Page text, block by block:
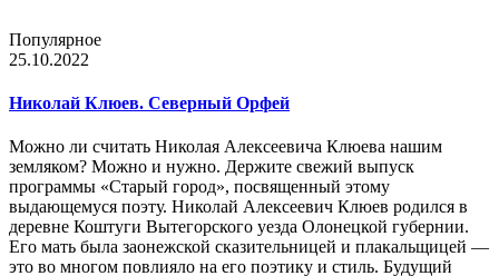
Популярное
25.10.2022
Николай Клюев. Северный Орфей
Можно ли считать Николая Алексеевича Клюева нашим
земляком? Можно и нужно. Держите свежий выпуск
программы «Старый город», посвященный этому
выдающемуся поэту. Николай Алексеевич Клюев родился в
деревне Коштуги Вытегорского уезда Олонецкой губернии.
Его мать была заонежской сказительницей и плакальщицей —
это во многом повлияло на его поэтику и стиль. Будущий